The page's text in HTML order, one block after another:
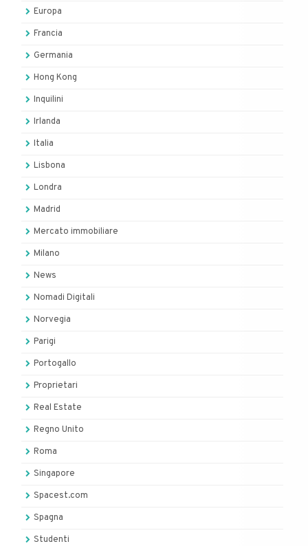
Europa
Francia
Germania
Hong Kong
Inquilini
Irlanda
Italia
Lisbona
Londra
Madrid
Mercato immobiliare
Milano
News
Nomadi Digitali
Norvegia
Parigi
Portogallo
Proprietari
Real Estate
Regno Unito
Roma
Singapore
Spacest.com
Spagna
Studenti